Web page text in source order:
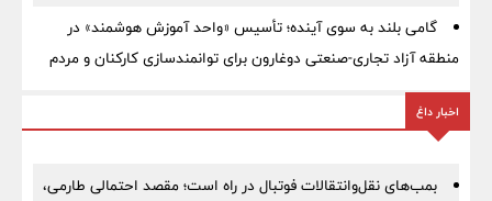
گامی بلند به سوی آینده؛ تأسیس «واحد آموزش هوشمند» در
منطقه آزاد تجاری-صنعتی دوغارون برای توانمندسازی کارکنان و مردم
اخبار داغ
بمب‌های نقل‌وانتقالات فوتبال در راه است؛ مقصد احتمالی طارمی،